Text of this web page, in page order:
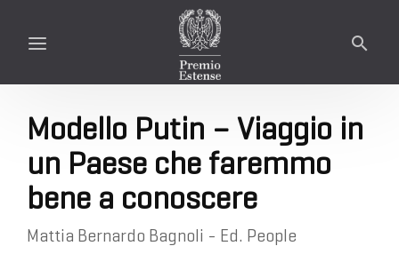
Modello Putin – Viaggio in
un Paese che faremmo
bene a conoscere
Mattia Bernardo Bagnoli - Ed. People